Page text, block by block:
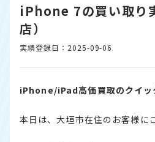
iPhone 7の買い取り
店）
実績登録日：2025-09-06
iPhone/iPad高価買取のクイッ
本日は、大垣市在住のお客様に